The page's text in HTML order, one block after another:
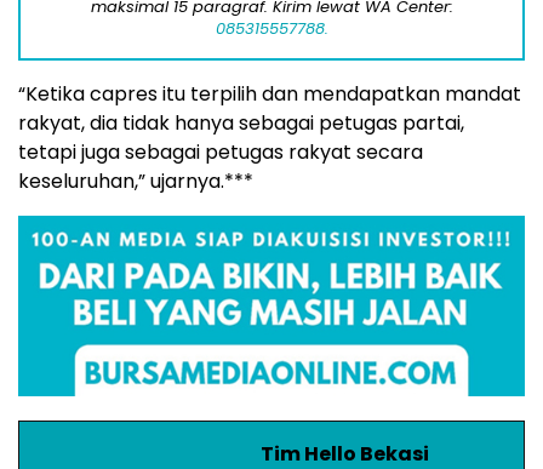
maksimal 15 paragraf. Kirim lewat WA Center:
085315557788.
“Ketika capres itu terpilih dan mendapatkan mandat
rakyat, dia tidak hanya sebagai petugas partai,
tetapi juga sebagai petugas rakyat secara
keseluruhan,” ujarnya.***
Tim Hello Bekasi